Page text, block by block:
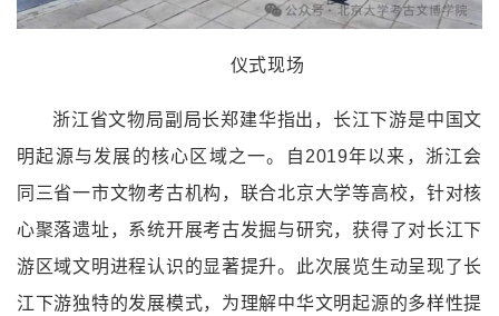
仪式现场
浙江省文物局副局长郑建华指出，长江下游是中国文
明起源与发展的核心区域之一。自2019年以来，浙江会
同三省一市文物考古机构，联合北京大学等高校，针对核
心聚落遗址，系统开展考古发掘与研究，获得了对长江下
游区域文明进程认识的显著提升。此次展览生动呈现了长
江下游独特的发展模式，为理解中华文明起源的多样性提